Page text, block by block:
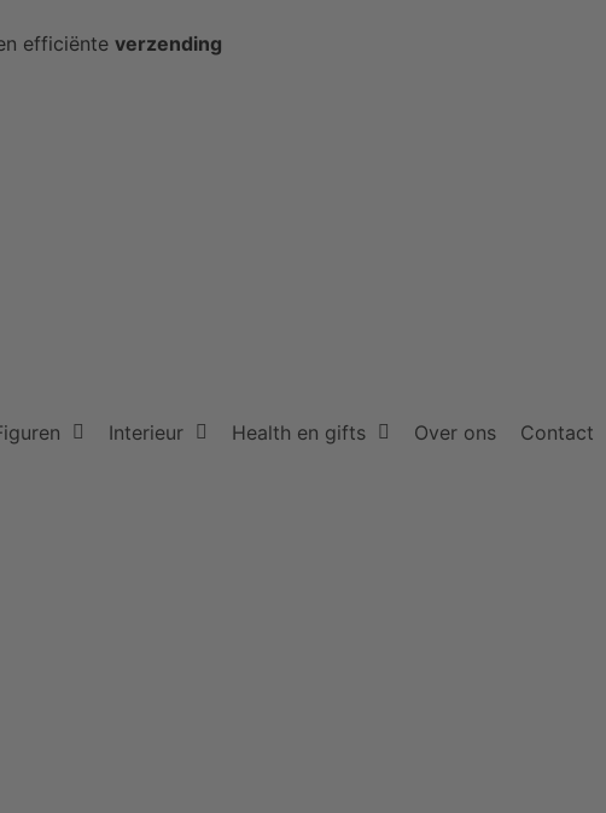
efficiënte verzending
Interieur Health en gifts Over ons Contact